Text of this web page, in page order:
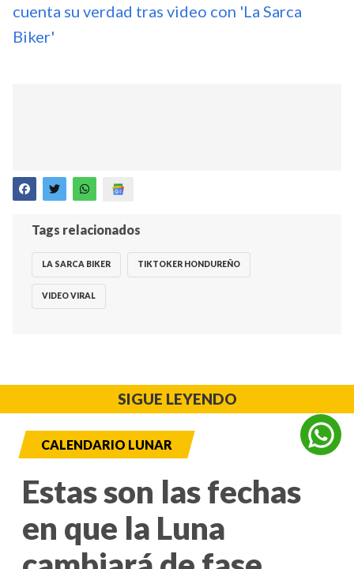
cuenta su verdad tras video con 'La Sarca
Biker'
Tags relacionados
LA SARCA BIKER TIKTOKER HONDUREÑO
VIDEO VIRAL
SIGUE LEYENDO
CALENDARIO LUNAR
Estas son las fechas
en que la Luna